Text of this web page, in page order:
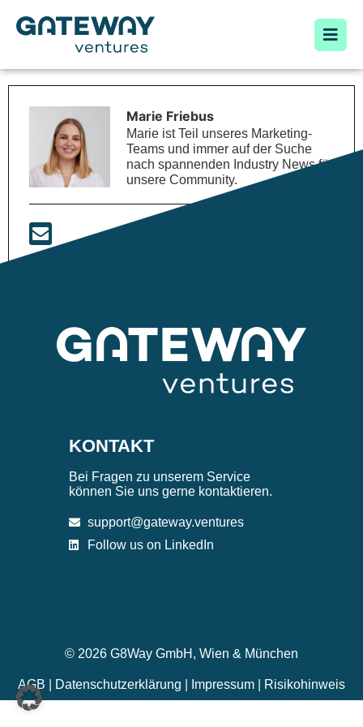
Marie Friebus
Marie ist Teil unseres Marketing-
Teams und immer auf der Suche
nach spannenden Industry News für
unsere Community.
KONTAKT
Bei Fragen zu unserem Service
können Sie uns gerne kontaktieren.
support@gateway.ventures
Follow us on LinkedIn
© 2026 G8Way GmbH, Wien & München
AGB Datenschutzerklärung Impressum Risikohinweis